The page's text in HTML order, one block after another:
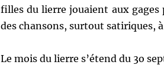
filles du lierre jouaient aux
des chansons, surtout satiriques,
Le mois du lierre s’étend du 3o